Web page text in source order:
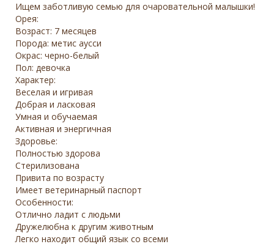
Ищем заботливую семью для очаровательной малышки!
Орея:
Возраст: 7 месяцев
Порода: метис аусси
Окрас: черно-белый
Пол: девочка
Характер:
Веселая и игривая
Добрая и ласковая
Умная и обучаемая
Активная и энергичная
Здоровье:
Полностью здорова
Стерилизована
Привита по возрасту
Имеет ветеринарный паспорт
Особенности:
Отлично ладит с людьми
Дружелюбна к другим животным
Легко находит общий язык со всеми